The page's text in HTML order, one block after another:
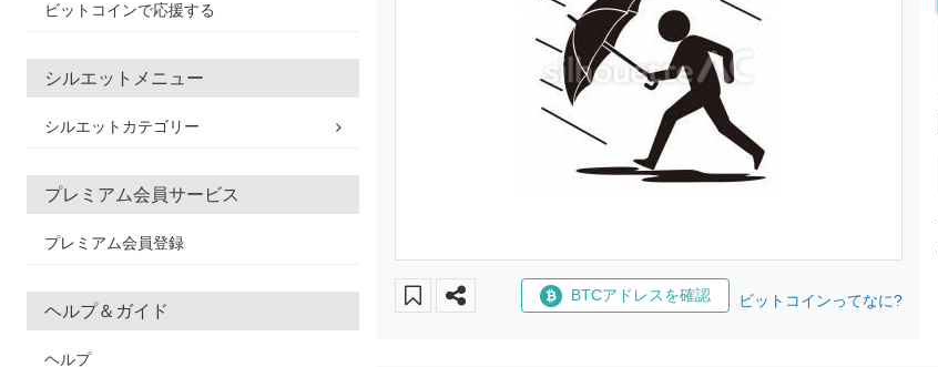
ビットコインで応援する
シルエットメニュー
シルエットカテゴリー
プレミアム会員サービス
プレミアム会員登録
ヘルプ＆ガイド
ヘルプ
BTCアドレスを確認 ビットコインってなに?